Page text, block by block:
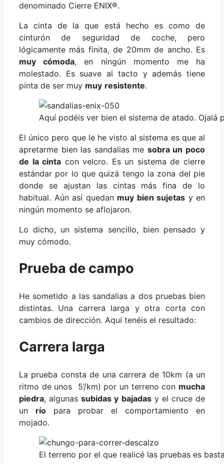
denominado Cierre ENIX®.
La cinta de la que está hecho es como de
cinturón de seguridad de coche, pero
lógicamente más finita, de 20mm de ancho. Es
muy cómoda, en ningún momento me ha
molestado. Es suave al tacto y además tiene
pinta de ser muy muy resistente.
Aquí podéis ver bien el sistema de atado.
El único pero que le he visto al sistema es que al
apretarme bien las sandalias me sobra un poco
de la cinta con velcro. Es un sistema de cierre
estándar por lo que quizá tengo la zona del pie
donde se ajustan las cintas más fina de lo
habitual. Aún así quedan muy bien sujetas y en
ningún momento se aflojaron.
Lo dicho, un sistema sencillo, bien pensado y
muy cómodo.
Prueba de campo
He sometido a las sandalias a dos pruebas bien
distintas. Una carrera larga y otra corta con
cambios de dirección. Aquí tenéis el resultado:
Carrera larga
La prueba consta de una carrera de 10km (a un
ritmo de unos 5’/km) por un terreno con mucha
piedra, algunassubidas y bajadasy el cruce de
un río para probar el comportamiento en
mojado.
El terreno por el que realicé las pruebas es